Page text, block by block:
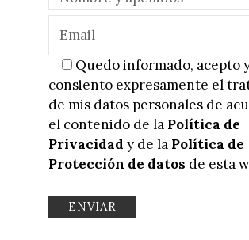
Quedo informado, acepto
consiento expresamente el
de mis datos personales de
el contenido de la Política de
Privacidad y de la Política de
Protección de datos de esta